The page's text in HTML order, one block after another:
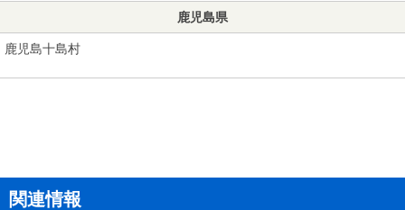
鹿児島県
鹿児島十島村
関連情報